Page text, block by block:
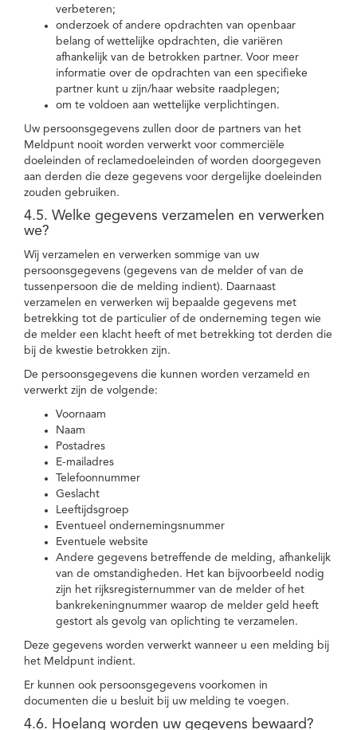
verbeteren;
onderzoek of andere opdrachten van openbaar
belang of wettelijke opdrachten, die variëren
afhankelijk van de betrokken partner. Voor meer
informatie over de opdrachten van een specifieke
partner kunt u zijn/haar website raadplegen;
om te voldoen aan wettelijke verplichtingen.
Uw persoonsgegevens zullen door de partners van het
Meldpunt nooit worden verwerkt voor commerciële
doeleinden of reclamedoeleinden of worden doorgegeven
aan derden die deze gegevens voor dergelijke doeleinden
zouden gebruiken.
4.5. Welke gegevens verzamelen en verwerken
we?
Wij verzamelen en verwerken sommige van uw
persoonsgegevens (gegevens van de melder of van de
tussenpersoon die de melding indient). Daarnaast
verzamelen en verwerken wij bepaalde gegevens met
betrekking tot de particulier of de onderneming tegen wie
de melder een klacht heeft of met betrekking tot derden die
bij de kwestie betrokken zijn.
De persoonsgegevens die kunnen worden verzameld en
verwerkt zijn de volgende:
Voornaam
Naam
Postadres
E-mailadres
Telefoonnummer
Geslacht
Leeftijdsgroep
Eventueel ondernemingsnummer
Eventuele website
Andere gegevens betreffende de melding, afhankelijk
van de omstandigheden. Het kan bijvoorbeeld nodig
zijn het rijksregisternummer van de melder of het
bankrekeningnummer waarop de melder geld heeft
gestort als gevolg van oplichting te verzamelen.
Deze gegevens worden verwerkt wanneer u een melding bij
het Meldpunt indient.
Er kunnen ook persoonsgegevens voorkomen in
documenten die u besluit bij uw melding te voegen.
4.6. Hoelang worden uw gegevens bewaard?